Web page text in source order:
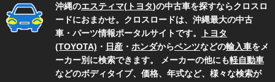
沖縄のエスティマ( トヨタ)の中古車を探すならクロスロ
ードにおまかせ。クロスロードは、沖縄最大の中古
車・パーツ情報ポータルサイトです。
トヨタ
(TOYOTA) ・ 日産 ・ ホンダからベンツなどの輸入車をメ
ーカー別に検索できます。 メーカーの他にも軽自動車
などのボディタイプ、価格、年式など、様々な検索が